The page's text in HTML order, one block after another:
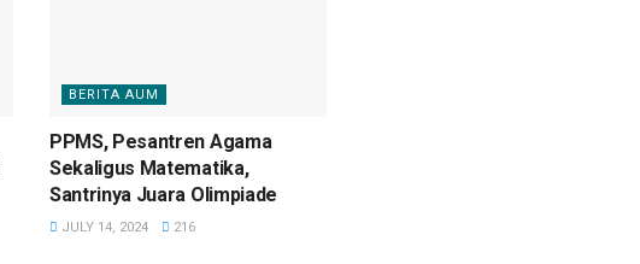
BERITA AUM
PPMS, Pesantren Agama
Sekaligus Matematika,
Santrinya Juara Olimpiade
JULY 14, 2024 216